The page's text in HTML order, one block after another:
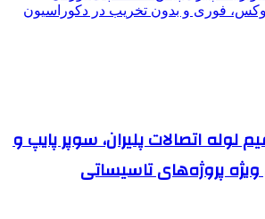
فوری و بدون تخریب در دکوراسیون
اتصالات پلیران، سوپر پایپ و
ویژه پروژه‌های تاسیساتی